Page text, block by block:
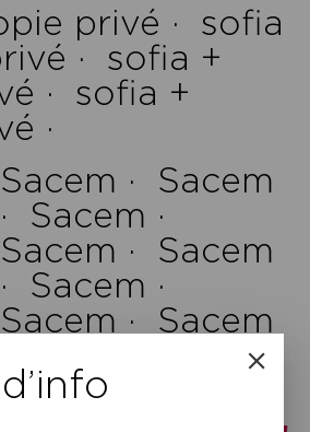
privé · sofia
· sofia +
· sofia +
·
Sacem ·
Sacem
Sacem ·
Sacem ·
Sacem
Sacem ·
Sacem ·
Sacem